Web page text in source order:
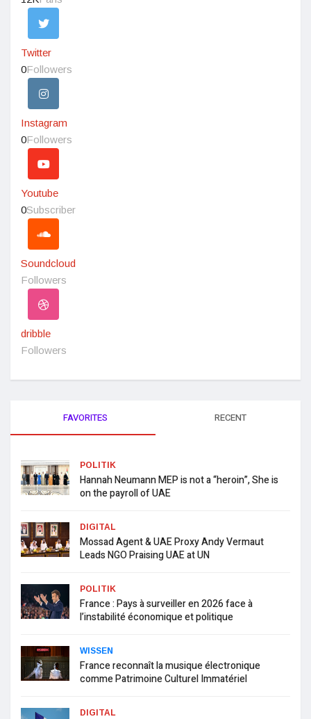
Twitter
0Followers
Instagram
0Followers
Youtube
0Subscriber
Soundcloud
Followers
dribble
Followers
FAVORITES RECENT
POLITIK
Hannah Neumann MEP is not a “heroin”, She is
on the payroll of UAE
DIGITAL
Mossad Agent & UAE Proxy Andy Vermaut
Leads NGO Praising UAE at UN
POLITIK
France : Pays à surveiller en 2026 face à
l’instabilité économique et politique
WISSEN
France reconnaît la musique électronique
comme Patrimoine Culturel Immatériel
DIGITAL